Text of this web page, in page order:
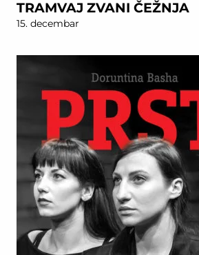
TRAMVAJ ZVANI ČEŽNJA
15. decembar